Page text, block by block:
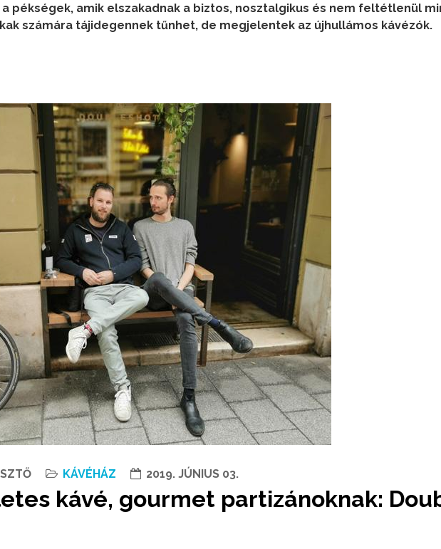
pékségek, amik elszakadnak a biztos, nosztalgikus és nem feltétlenül
számára tájidegennek tűnhet, de megjelentek az újhullámos kávézók.
KÁVÉHÁZ 2019. JÚNIUS 03.
kávé, gourmet partizánoknak: